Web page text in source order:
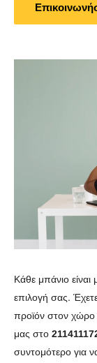
Κάθε μπάνιο είναι
επιλογή σας.
προϊόν στον χώρο
μας στο
συντομότερο για